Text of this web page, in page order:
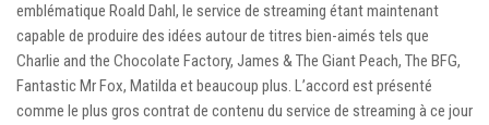
emblématique Roald Dahl, le service de streaming étant maintenant
capable de produire des idées autour de titres bien-aimés tels que
Charlie and the Chocolate Factory, James & The Giant Peach, The BFG,
Fantastic Mr Fox, Matilda et beaucoup plus. L’accord est présenté
comme le plus gros contrat de contenu du service de streaming à ce jour